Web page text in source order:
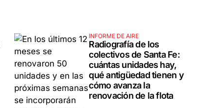
INFORME DE AIRE
Radiografía de los
colectivos de Santa Fe:
cuántas unidades hay,
qué antigüedad tienen y
cómo avanza la
renovación de la flota